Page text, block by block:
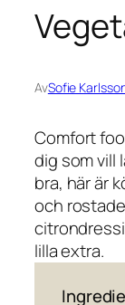
AvSofie
Comfort
dig som vill
bra, här är
och
lilla extra.